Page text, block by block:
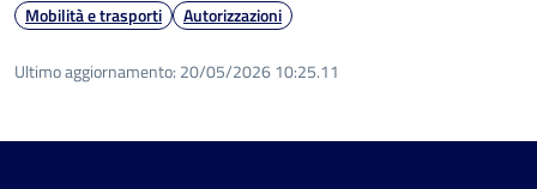
Mobilità e trasporti Autorizzazioni
Ultimo aggiornamento: 20/05/2026 10:25.11